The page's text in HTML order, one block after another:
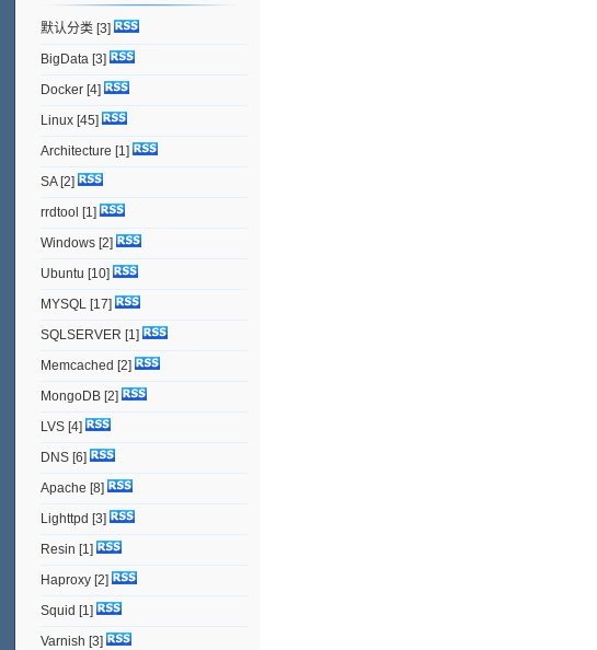
默认分类 [3]
BigData [3]
Docker [4]
Linux [45]
Architecture [1]
SA[2]
rrdtool [1]
Windows [2]
Ubuntu [10]
MYSQL [17]
SQLSERVER [1]
Memcached [2]
MongoDB [2]
LVS [4]
DNS [6]
Apache [8]
Lighttpd [3]
Resin [1]
Haproxy [2]
Squid [1]
Varnish [3]